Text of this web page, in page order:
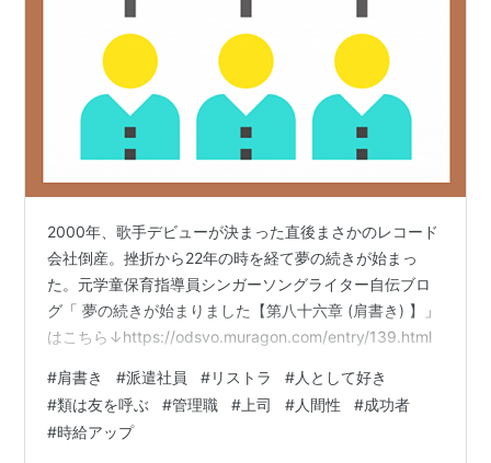
2000年、歌手デビューが決まった直後まさかのレコード
会社倒産。挫折から22年の時を経て夢の続きが始まっ
た。元学童保育指導員シンガーソングライター自伝ブロ
グ「 夢の続きが始まりました【第八十六章 (肩書き) 】」
はこちら↓https://odsvo.muragon.com/entry/139.html
#肩書き #派遣社員 #リストラ #人として好き
#類は友を呼ぶ #管理職 # 上司 #人間性 #成功者
#時給アップ